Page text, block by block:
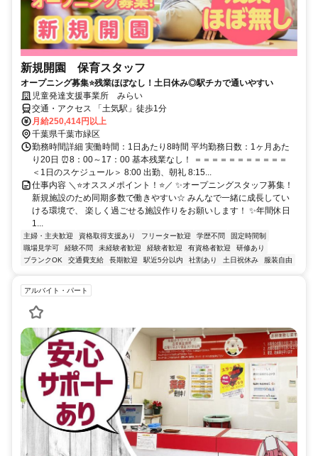
新規開園 保育スタッフ
オープニング募集⭐残業ほぼなし！土日休み◎駅チカで通いやすい
児童発達支援事業所 みらい
交通・アクセス 「土気駅」徒歩1分
月給250,414円以上
千葉県千葉市緑区
勤務時間詳細 実働時間：1日あたり8時間 平均勤務日数：1ヶ月あた
り20日 ⏰8：00～17：00 基本残業なし！ ＝＝＝＝＝＝＝＝＝＝＝
＜1日のスケジュール＞ 8:00 出勤、朝礼 8:15...
仕事内容 ＼⭐オススメポイント！⭐／ ✨オープニングスタッフ募集！
新規施設のため同期多数で働きやすい☆ みんなで一緒に成長してい
ける環境で、 楽しく過ごせる施設作りをお願いします！ ✨年間休日
1...
主婦・主夫歓迎 資格取得支援あり フリーター歓迎 学歴不問
固定時間制
職場見学可
経験不問 未経験者歓迎 経験者歓迎 有資格者歓迎
研修あり
ブランクOK
交通費支給 長期歓迎 駅近5分以内 社割あり 土日祝休み 服装自由
アルバイト・パート